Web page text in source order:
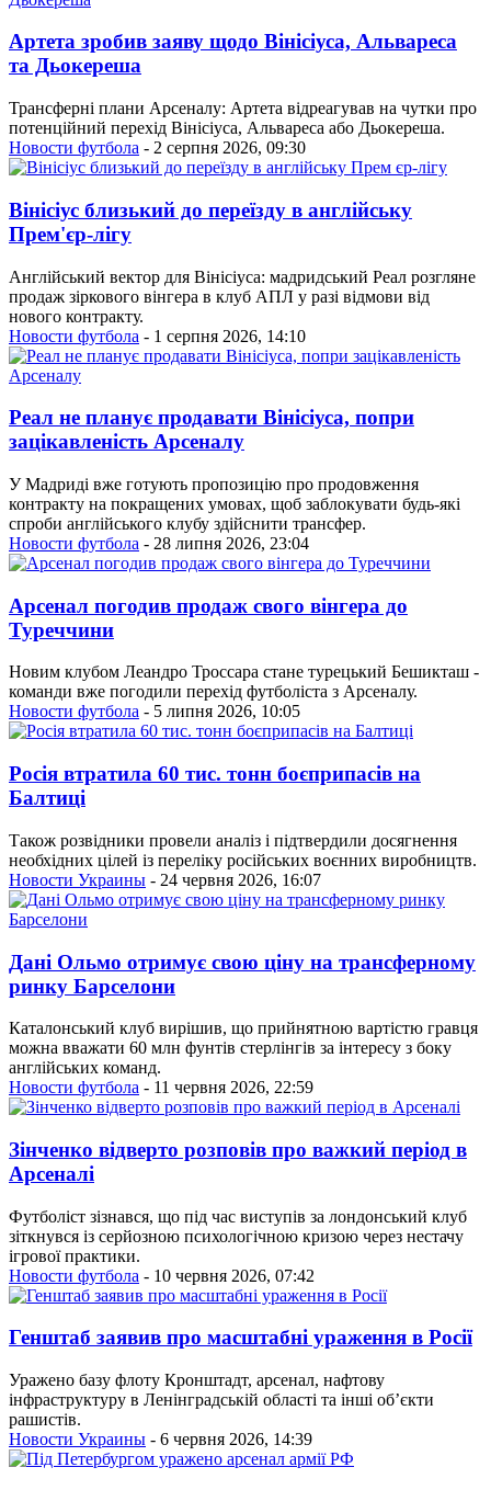
Артета зробив заяву щодо Вінісіуса, Альвареса
та Дьокереша
Трансферні плани Арсеналу: Артета відреагував на чутки про
потенційний перехід Вінісіуса, Альвареса або Дьокереша.
Новости футбола - 2 серпня 2026, 09:30
Вінісіус близький до переїзду в англійську
Прем'єр-лігу
Англійський вектор для Вінісіуса: мадридський Реал розгляне
продаж зіркового вінгера в клуб АПЛ у разі відмови від
нового контракту.
Новости футбола - 1 серпня 2026, 14:10
Реал не планує продавати Вінісіуса, попри
зацікавленість Арсеналу
У Мадриді вже готують пропозицію про продовження
контракту на покращених умовах, щоб заблокувати будь-які
спроби англійського клубу здійснити трансфер.
Новости футбола - 28 липня 2026, 23:04
Арсенал погодив продаж свого вінгера до
Туреччини
Новим клубом Леандро Троссара стане турецький Бешикташ -
команди вже погодили перехід футболіста з Арсеналу.
Новости футбола - 5 липня 2026, 10:05
Росія втратила 60 тис. тонн боєприпасів на
Балтиці
Також розвідники провели аналіз і підтвердили досягнення
необхідних цілей із переліку російських воєнних виробництв.
Новости Украины - 24 червня 2026, 16:07
Дані Ольмо отримує свою ціну на трансферному
ринку Барселони
Каталонський клуб вирішив, що прийнятною вартістю гравця
можна вважати 60 млн фунтів стерлінгів за інтересу з боку
англійських команд.
Новости футбола - 11 червня 2026, 22:59
Зінченко відверто розповів про важкий період в
Арсеналі
Футболіст зізнався, що під час виступів за лондонський клуб
зіткнувся із серйозною психологічною кризою через нестачу
ігрової практики.
Новости футбола - 10 червня 2026, 07:42
Генштаб заявив про масштабні ураження в Росії
Уражено базу флоту Кронштадт, арсенал, нафтову
інфраструктуру в Ленінградській області та інші об’єкти
рашистів.
Новости Украины - 6 червня 2026, 14:39